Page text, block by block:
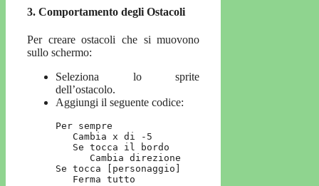
3. Comportamento degli Ostacoli
Per creare ostacoli che si muovono
sullo schermo:
Seleziona lo sprite
dell’ostacolo.
Aggiungi il seguente codice:
Per sempre
   Cambia x di -5
   Se tocca il bordo
      Cambia direzione
Se tocca [personaggio]
   Ferma tutto